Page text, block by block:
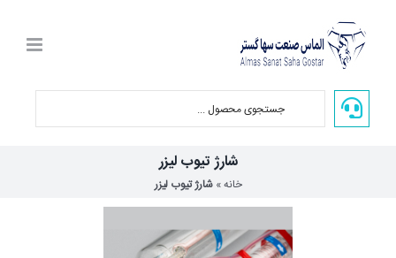
content
شارژ تیوب لیزر
خانه»شارژ تیوب لیزر